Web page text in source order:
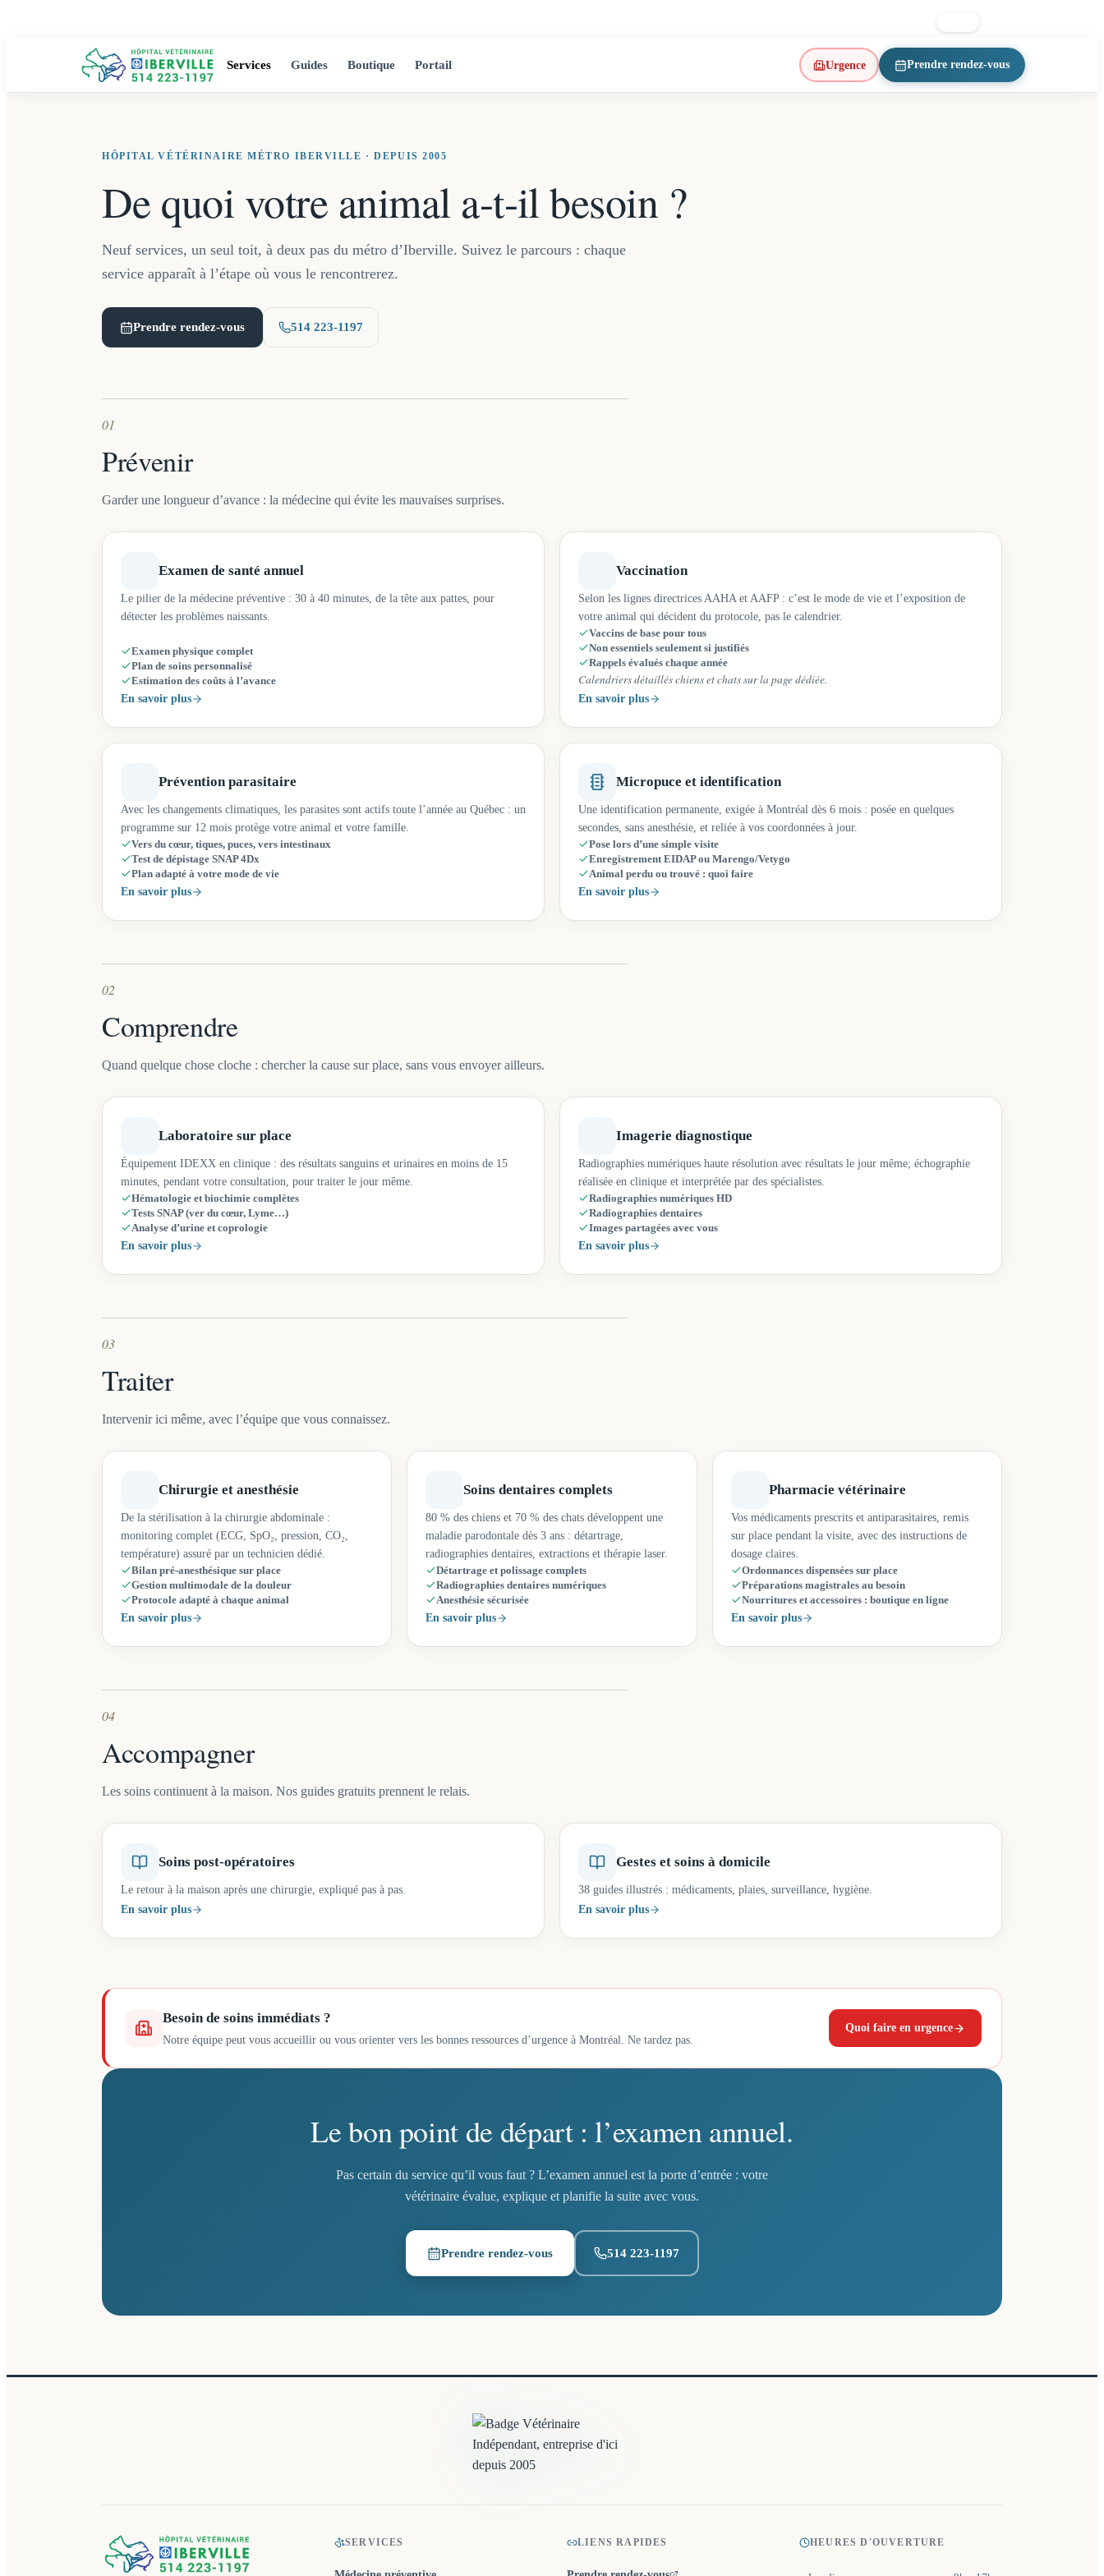
Services Guides Boutique Portail Urgence Prendre rendez-vous
(ouvre un nouvel onglet)
HÔPITAL VÉTÉRINAIRE MÉTRO IBERVILLE · DEPUIS 2005
De quoi votre animal a-t-il besoin ?
Neuf services, un seul toit, à deux pas du métro d’Iberville. Suivez le parcours : chaque
service apparaît à l’étape où vous le rencontrerez.
Prendre rendez-vous
(ouvre un nouvel onglet)
514 223-1197
01
Prévenir
Garder une longueur d’avance : la médecine qui évite les mauvaises surprises.
Examen de santé annuel
Le pilier de la médecine préventive : 30 à 40 minutes, de la tête aux pattes, pour
détecter les problèmes naissants.
Examen physique complet
Plan de soins personnalisé
Estimation des coûts à l’avance
En savoir plus
Vaccination
Selon les lignes directrices AAHA et AAFP : c’est le mode de vie et l’exposition de
votre animal qui décident du protocole, pas le calendrier.
Vaccins de base pour tous
Non essentiels seulement si justifiés
Rappels évalués chaque année
Calendriers détaillés chiens et chats sur la page dédiée.
En savoir plus
Prévention parasitaire
Avec les changements climatiques, les parasites sont actifs toute l’année au Québec : un
programme sur 12 mois protège votre animal et votre famille.
Vers du cœur, tiques, puces, vers intestinaux
Test de dépistage SNAP 4Dx
Plan adapté à votre mode de vie
En savoir plus
Micropuce et identification
Une identification permanente, exigée à Montréal dès 6 mois : posée en quelques
secondes, sans anesthésie, et reliée à vos coordonnées à jour.
Pose lors d’une simple visite
Enregistrement EIDAP ou Marengo/Vetygo
Animal perdu ou trouvé : quoi faire
En savoir plus
02
Comprendre
Quand quelque chose cloche : chercher la cause sur place, sans vous envoyer ailleurs.
Laboratoire sur place
Équipement IDEXX en clinique : des résultats sanguins et urinaires en moins de 15
minutes, pendant votre consultation, pour traiter le jour même.
Hématologie et biochimie complètes
Tests SNAP (ver du cœur, Lyme…)
Analyse d’urine et coprologie
En savoir plus
Imagerie diagnostique
Radiographies numériques haute résolution avec résultats le jour même; échographie
réalisée en clinique et interprétée par des spécialistes.
Radiographies numériques HD
Radiographies dentaires
Images partagées avec vous
En savoir plus
03
Traiter
Intervenir ici même, avec l’équipe que vous connaissez.
Chirurgie et anesthésie
De la stérilisation à la chirurgie abdominale :
monitoring complet (ECG, SpO₂, pression, CO₂,
température) assuré par un technicien dédié.
Bilan pré-anesthésique sur place
Gestion multimodale de la douleur
Protocole adapté à chaque animal
En savoir plus
Soins dentaires complets
80 % des chiens et 70 % des chats développent une
maladie parodontale dès 3 ans : détartrage,
radiographies dentaires, extractions et thérapie laser.
Détartrage et polissage complets
Radiographies dentaires numériques
Anesthésie sécurisée
En savoir plus
Pharmacie vétérinaire
Vos médicaments prescrits et antiparasitaires, remis
sur place pendant la visite, avec des instructions de
dosage claires.
Ordonnances dispensées sur place
Préparations magistrales au besoin
Nourritures et accessoires : boutique en ligne
En savoir plus
04
Accompagner
Les soins continuent à la maison. Nos guides gratuits prennent le relais.
Soins post-opératoires
Le retour à la maison après une chirurgie, expliqué pas à pas.
En savoir plus
Gestes et soins à domicile
38 guides illustrés : médicaments, plaies, surveillance, hygiène.
En savoir plus
Besoin de soins immédiats ?
Notre équipe peut vous accueillir ou vous orienter vers les bonnes ressources d’urgence à Montréal. Ne tardez pas.
Quoi faire en urgence
Le bon point de départ : l’examen annuel.
Pas certain du service qu’il vous faut ? L’examen annuel est la porte d’entrée : votre
vétérinaire évalue, explique et planifie la suite avec vous.
Prendre rendez-vous
(ouvre un nouvel onglet)
514 223-1197
SERVICES LIENS RAPIDES HEURES D'OUVERTURE